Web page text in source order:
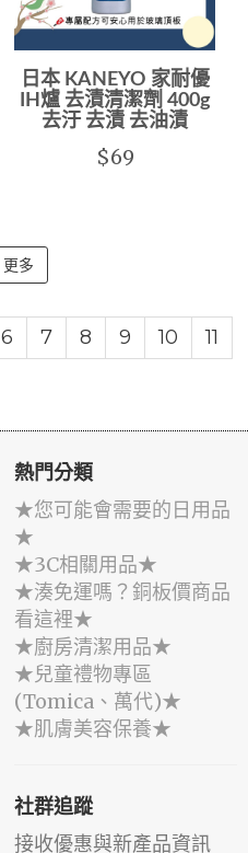
日本 KANEYO 家耐優
IH爐 去漬清潔劑 400g
去汙 去漬 去油漬
$69
更多
6 7 8 9 10
11
熱門分類
★您可能會需要的日用品
★
★3C相關用品★
★湊免運嗎？銅板價商品
看這裡★
★廚房清潔用品★
★兒童禮物專區
(Tomica、萬代)★
★肌膚美容保養★
社群追蹤
接收優惠與新產品資訊